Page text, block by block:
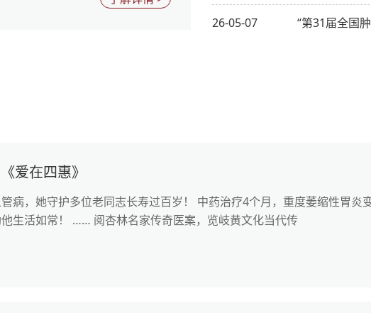
26-05-07 “第31届全国
爱在四惠》
病，她守护多位老同志长寿过百岁！ 中药治疗4个月，重度萎缩性胃炎
生活如常！ …… 阅杏林名家传奇医案，览岐黄文化当代传